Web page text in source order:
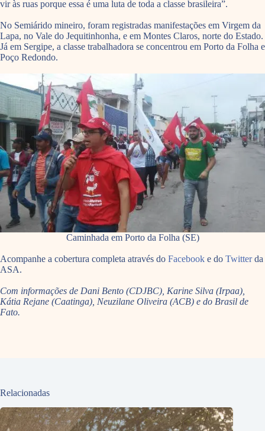
vir às ruas porque essa é uma luta de toda a classe brasileira”.
No Semiárido mineiro, foram registradas manifestações em Virgem da
Lapa, no Vale do Jequitinhonha, e em Montes Claros, norte do Estado.
Já em Sergipe, a classe trabalhadora se concentrou em Porto da Folha e
Poço Redondo.
Caminhada em Porto da Folha (SE)
Acompanhe a cobertura completa através do Facebook e do Twitterda
ASA.
Com informações de Dani Bento (CDJBC), Karine Silva (Irpaa),
Kátia Rejane (Caatinga), Neuzilane Oliveira (ACB) e do Brasil de
Fato.
Relacionadas